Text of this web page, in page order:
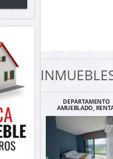
DEPARTAMENTO
AMUEBLADO,
ADAMANT, CABO